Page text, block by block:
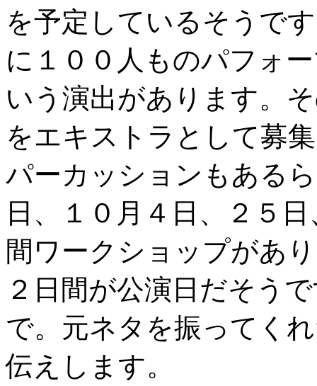
を予定しているそうで
に１００人ものパフォ
いう演出があります。
をエキストラとして募
パーカッションもある
日、１０月４日、２５
間ワークショップがあ
２日間が公演日だそう
で。元ネタを振ってく
伝えします。